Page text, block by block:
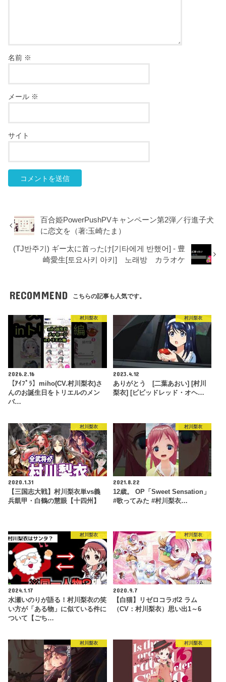
名前 ※
メール ※
サイト
百合姫PowerPushPVキャンペーン第2弾／行進子犬
に恋文を（著:玉崎たま）
(TJ반주기) ギー太に首ったけ[기타에게 반했어] - 豊
崎愛生[토요사키 아키] 노래방 カラオケ
RECOMMEND こちらの記事も人気です。
村川梨衣
2026.2.16
【ｱｲﾌﾟﾗ】miho(CV.村川梨衣)さ
んのお誕生日をトリエルのメン
バ…
村川梨衣
2023.4.12
ありがとう [二葉あおい] [村川
梨衣] [ビビッドレッド・オヘ…
村川梨衣
2020.1.31
【三国志大戦】村川梨衣単vs義
兵凱甲・白鶴の慧眼【十四州】
村川梨衣
2021.8.22
12歳。 OP「Sweet Sensation」
#歌ってみた #村川梨衣…
村川梨衣
2024.1.17
水瀬いのりが語る！村川梨衣の笑
い方が「ある物」に似ている件に
ついて【ごち…
村川梨衣
2020.9.7
【白猫】リゼロコラボ2 ラム
（CV：村川梨衣）思い出1～6
村川梨衣 村川梨衣